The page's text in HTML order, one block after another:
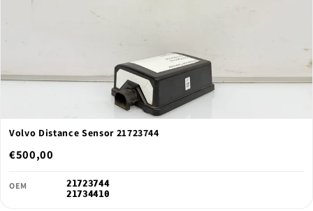
Volvo Distance Sensor 21723744
€500,00
OEM
21723744
21734410